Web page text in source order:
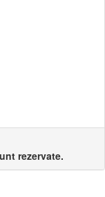
rezervate.